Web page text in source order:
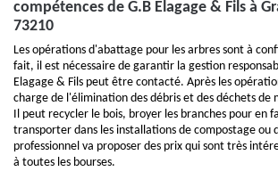
compétences de G.B Elagage & Fils à
73210
Les opérations d'abattage pour les arbres sont à
fait, il est nécessaire de garantir la gestion
Elagage & Fils peut être contacté. Après les
charge de l'élimination des débris et des déchets de
Il peut recycler le bois, broyer les branches pour en
transporter dans les installations de compostage ou
professionnel va proposer des prix qui sont très
à toutes les bourses.